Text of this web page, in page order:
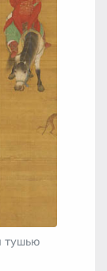
тушью